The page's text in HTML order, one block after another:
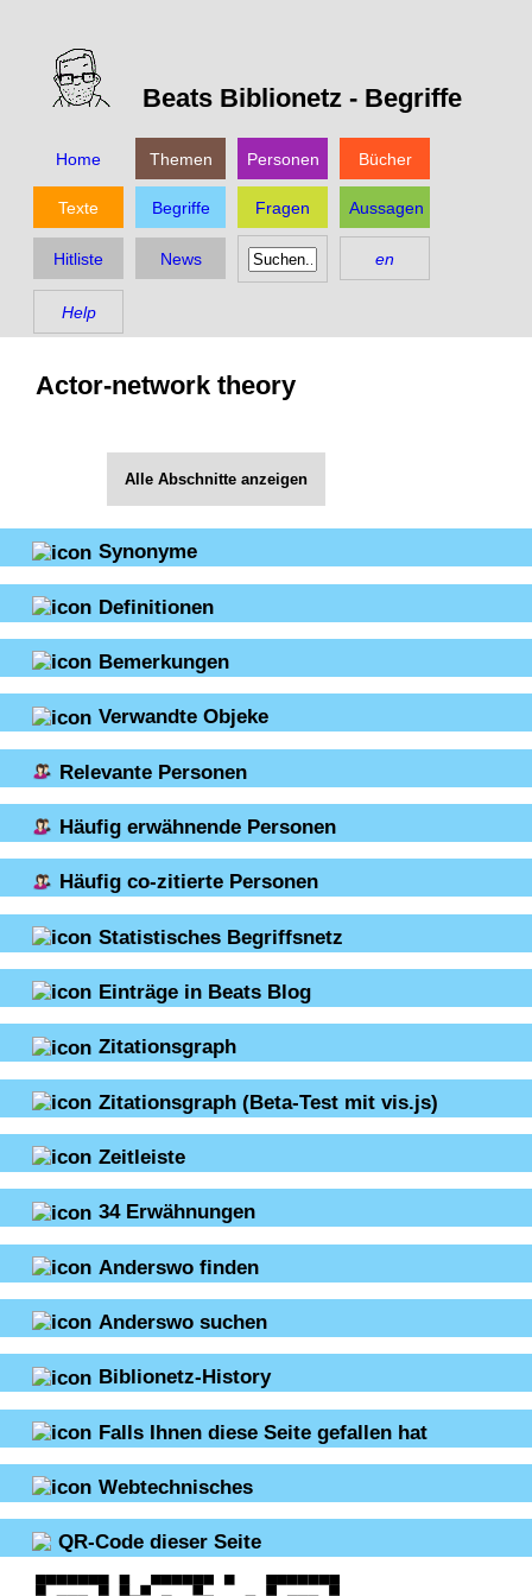
Beats Biblionetz - Begriffe
Home Themen Personen Bücher
Texte Begriffe Fragen Aussagen
Hitliste News en
Help
Actor-network theory
Alle Abschnitte anzeigen
Synonyme
Definitionen
Bemerkungen
Verwandte Objeke
Relevante Personen
Häufig erwähnende Personen
Häufig co-zitierte Personen
Statistisches Begriffsnetz
Einträge in Beats Blog
Zitationsgraph
Zitationsgraph (Beta-Test mit vis.js)
Zeitleiste
34 Erwähnungen
Anderswo finden
Anderswo suchen
Biblionetz-History
Falls Ihnen diese Seite gefallen hat
Webtechnisches
QR-Code dieser Seite